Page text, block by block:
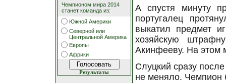
Чемпионом мира 2014
станет команда из:
Южной Америки
Северной или
Центральной Америка
Европы
Африки
Результаты
А спустя минуту
португалец
выкатил предмет
хозяйскую
Акинфееву. На этом
Слуцкий сразу
не меняло. Чемпион